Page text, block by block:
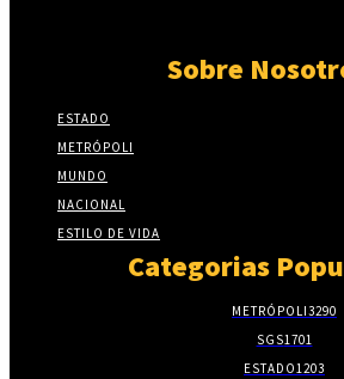
Sobre
ESTADO
METRÓPOLI
MUNDO
NACIONAL
ESTILO DE VIDA
Categorias
METRÓPOLI3290
SGS1701
ESTADO1203